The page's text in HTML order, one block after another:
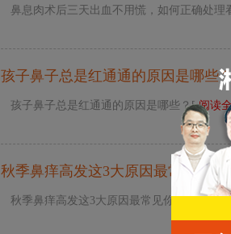
鼻息肉术后三天出血不用慌，如何正确处理
孩子鼻子总是红通通的原因是哪些？
孩子鼻子总是红通通的原因是哪些？[阅读
秋季鼻痒高发这3大原因最常见你知
秋季鼻痒高发这3大原因最常见你知道么？[
资
通
道